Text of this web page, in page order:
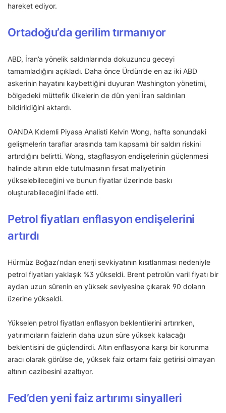
hareket ediyor.
Ortadoğu’da gerilim tırmanıyor
ABD, İran’a yönelik saldırılarında dokuzuncu geceyi
tamamladığını açıkladı. Daha önce Ürdün’de en az iki ABD
askerinin hayatını kaybettiğini duyuran Washington yönetimi,
bölgedeki müttefik ülkelerin de dün yeni İran saldırıları
bildirildiğini aktardı.
OANDA Kıdemli Piyasa Analisti Kelvin Wong, hafta sonundaki
gelişmelerin taraflar arasında tam kapsamlı bir saldırı riskini
artırdığını belirtti. Wong, stagflasyon endişelerinin güçlenmesi
halinde altının elde tutulmasının fırsat maliyetinin
yükselebileceğini ve bunun fiyatlar üzerinde baskı
oluşturabileceğini ifade etti.
Petrol fiyatları enflasyon endişelerini
artırdı
Hürmüz Boğazı’ndan enerji sevkiyatının kısıtlanması nedeniyle
petrol fiyatları yaklaşık %3 yükseldi. Brent petrolün varil fiyatı bir
aydan uzun sürenin en yüksek seviyesine çıkarak 90 doların
üzerine yükseldi.
Yükselen petrol fiyatları enflasyon beklentilerini artırırken,
yatırımcıların faizlerin daha uzun süre yüksek kalacağı
beklentisini de güçlendirdi. Altın enflasyona karşı bir korunma
aracı olarak görülse de, yüksek faiz ortamı faiz getirisi olmayan
altının cazibesini azaltıyor.
Fed’den yeni faiz artırımı sinyalleri